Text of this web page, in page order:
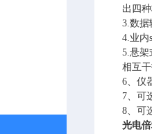
出四
3.数据
4.业内
5.悬架
相互
6、仪
7、可
8、可
光电